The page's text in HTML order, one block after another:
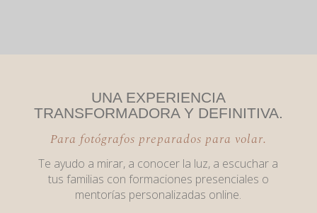
UNA EXPERIENCIA
TRANSFORMADORA Y DEFINITIVA.
Para fotógrafos preparados para volar.
Te ayudo a mirar, a conocer la luz, a escuchar a
tus familias con formaciones presenciales o
mentorías personalizadas online.